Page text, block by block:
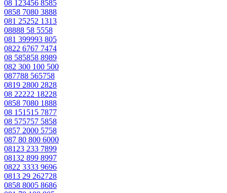
08 123456 8585
0858 7080 3888
081 25252 1313
08888 58 5558
081 399993 805
0822 6767 7474
08 585858 8989
082 300 100 500
087788 565758
0819 2800 2828
08 22222 18228
0858 7080 1888
08 151515 7877
08 575757 5858
0857 2000 5758
087 80 800 6000
08123 233 7899
08132 899 8997
0822 3333 9696
0813 29 262728
0858 8005 8686